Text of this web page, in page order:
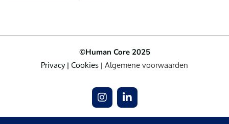
©Human Core 2025
Privacy| Cookies | Algemene voorwaarden
I
n
s
t
L
i
n
k